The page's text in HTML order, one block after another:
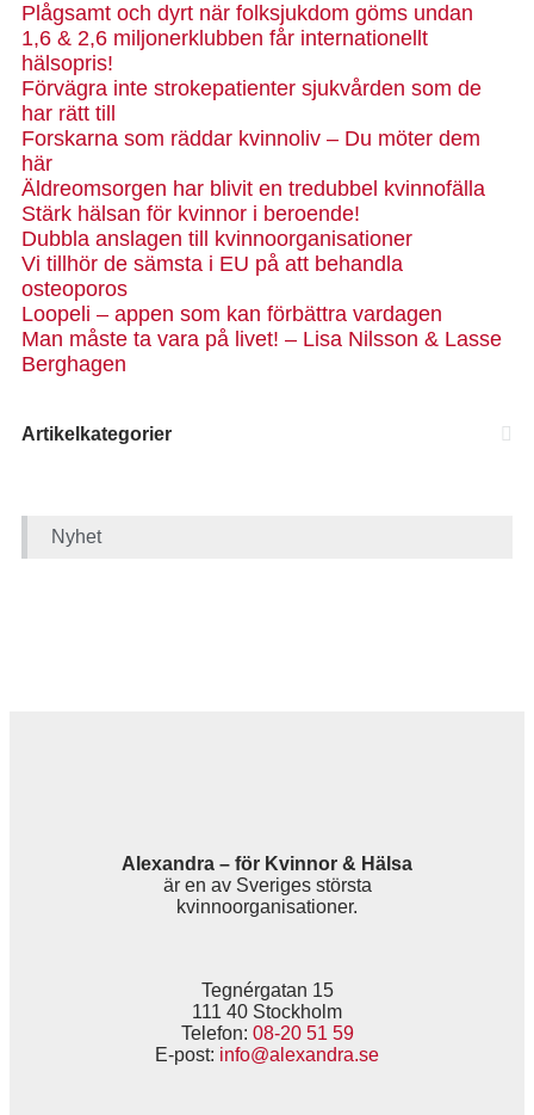
Plågsamt och dyrt när folksjukdom göms undan
1,6 & 2,6 miljonerklubben får internationellt
hälsopris!
Förvägra inte strokepatienter sjukvården som de
har rätt till
Forskarna som räddar kvinnoliv – Du möter dem
här
Äldreomsorgen har blivit en tredubbel kvinnofälla
Stärk hälsan för kvinnor i beroende!
Dubbla anslagen till kvinnoorganisationer
Vi tillhör de sämsta i EU på att behandla
osteoporos
Loopeli – appen som kan förbättra vardagen
Man måste ta vara på livet! – Lisa Nilsson & Lasse
Berghagen
Artikelkategorier
Nyhet
Alexandra – för Kvinnor & Hälsa
är en av Sveriges största
kvinnoorganisationer.
Tegnérgatan 15
111 40 Stockholm
Telefon: 08-20 51 59
E-post: info@alexandra.se